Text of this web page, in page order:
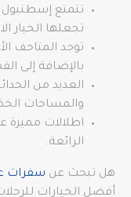
تتمتع إسطنبول
تجعلها الخيار
توجد المتاحف
بالإضافة إلى
العديد من
والمساحات
اطلالات مميزة
الرائعة.
هل تبحث عن سفرات
أفضل الخيارات